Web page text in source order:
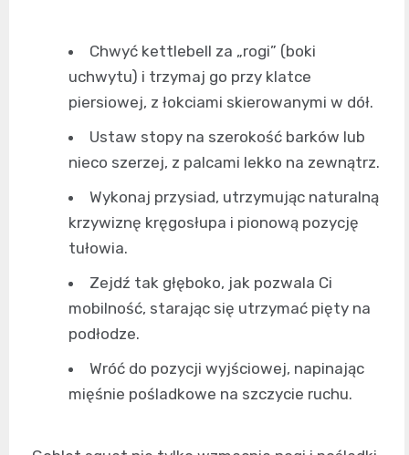
Chwyć kettlebell za „rogi” (boki
uchwytu) i trzymaj go przy klatce
piersiowej, z łokciami skierowanymi w dół.
Ustaw stopy na szerokość barków lub
nieco szerzej, z palcami lekko na zewnątrz.
Wykonaj przysiad, utrzymując naturalną
krzywiznę kręgosłupa i pionową pozycję
tułowia.
Zejdź tak głęboko, jak pozwala Ci
mobilność, starając się utrzymać pięty na
podłodze.
Wróć do pozycji wyjściowej, napinając
mięśnie pośladkowe na szczycie ruchu.